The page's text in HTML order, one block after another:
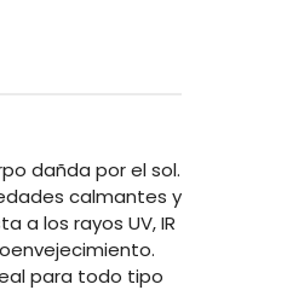
dañda por el sol.
calmantes y
a los rayos UV, IR
para todo tipo